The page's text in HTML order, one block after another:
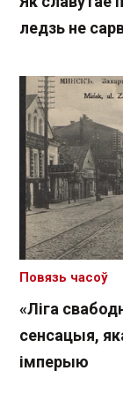
ледзь не
«Ліга
сенсацыя,
імперыю
Повязь часоў